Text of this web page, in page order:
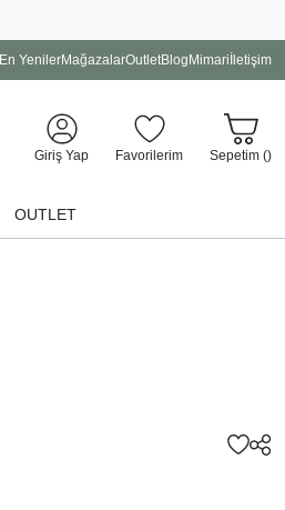
En YenilerMağazalarOutletBlog Mimari İletişim
Giriş Yap Favorilerim Sepetim ()
OUTLET